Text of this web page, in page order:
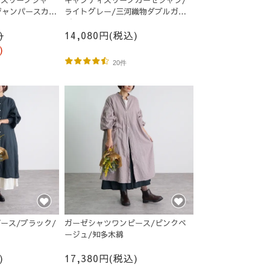
ンパースカー
ライトグレー/三河織物ダブルガー
ゼ
14,080円(税込)
20件
ース/ブラック/
ガーゼシャツワンピース/ピンクベ
ージュ/知多木綿
17,380円(税込)